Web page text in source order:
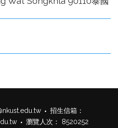
招生信箱：
瀏覽人次： 8520252